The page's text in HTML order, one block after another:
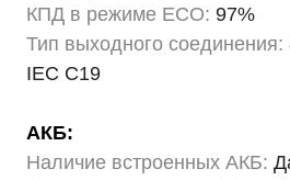
КПД в режиме ECO: 97%
Тип выходного соединения:
IEC C19
АКБ:
Наличие встроенных АКБ: